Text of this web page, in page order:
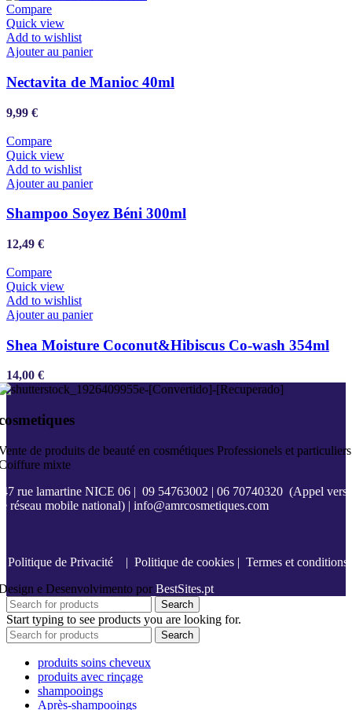
Compare
Quick view
Add to wishlist
Ajouter au panier
Nectavita de Manioc 40ml
9,99 €
Compare
Quick view
Add to wishlist
Ajouter au panier
Shampoo Soyez Béni 300ml
12,49 €
Compare
Quick view
Add to wishlist
Ajouter au panier
Shea Moisture Coconut&Hibiscus Co-wash 354ml
14,00 €
de produits de beauté en cosmétiques Professionels et particuliers
mixte
47 rue lamartine NICE 06 | 09 54763002 | 06 70740320 (Appel vers
réseau mobile national) | info@amrcosmetiques.com
Politique de Privacité | Politique de cookies | Termes et conditions
e Desenvolvimento por BestSites.pt
Search
Start typing to see products you are looking for.
Search
produits soins cheveux
produits avec rinçage
shampooings
Après-shampooings